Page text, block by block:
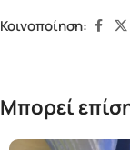
Κοινοποίηση:
Μπορεί